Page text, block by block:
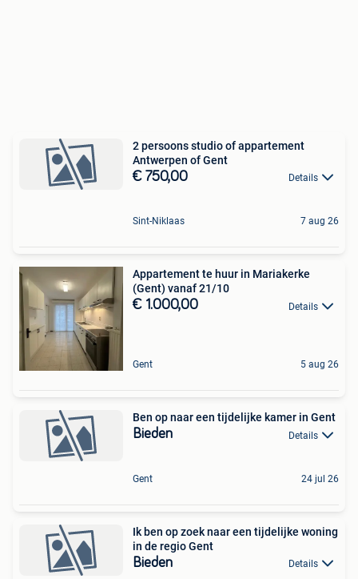
2 persoons studio of appartement
Antwerpen of Gent
€ 750,00 Details
Sint-Niklaas 7 aug 26
Appartement te huur in Mariakerke
(Gent) vanaf 21/10
€ 1.000,00 Details
Gent 5 aug 26
Ben op naar een tijdelijke kamer in Gent
Bieden Details
Gent 24 jul 26
Ik ben op zoek naar een tijdelijke woning
in de regio Gent
Bieden Details